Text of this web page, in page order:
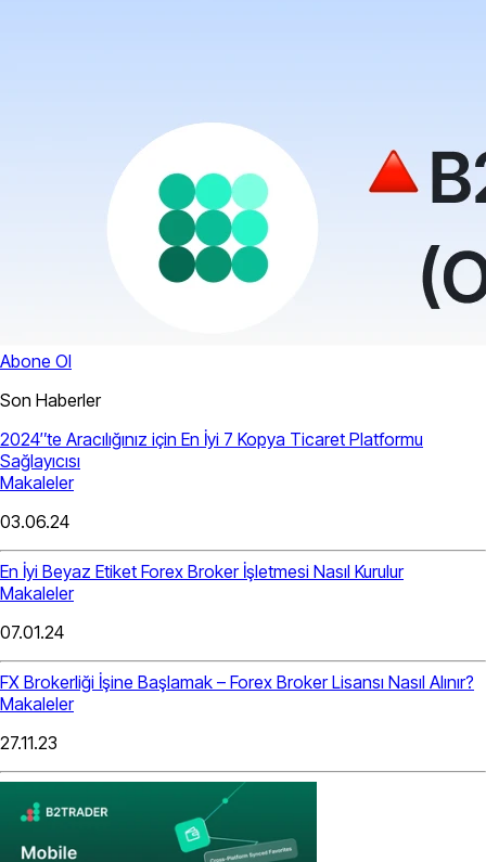
Abone Ol
Son Haberler
2024″te Aracılığınız için En İyi 7 Kopya Ticaret Platformu
Sağlayıcısı
Makaleler
03.06.24
En İyi Beyaz Etiket Forex Broker İşletmesi Nasıl Kurulur
Makaleler
07.01.24
FX Brokerliği İşine Başlamak – Forex Broker Lisansı Nasıl Alınır?
Makaleler
27.11.23